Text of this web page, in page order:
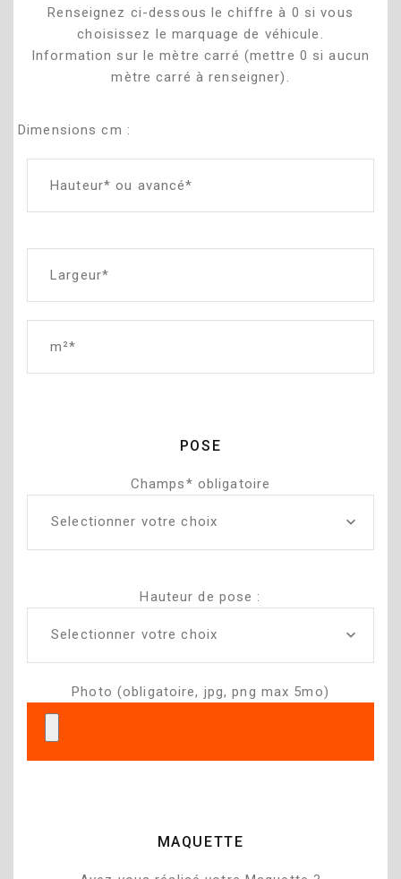
Renseignez ci-dessous le chiffre à 0 si vous
choisissez le marquage de véhicule.
Information sur le mètre carré (mettre 0 si aucun
mètre carré à renseigner).
Dimensions cm :
POSE
Champs* obligatoire
Selectionner votre choix
Hauteur de pose :
Selectionner votre choix
Photo (obligatoire, jpg, png max 5mo)
MAQUETTE